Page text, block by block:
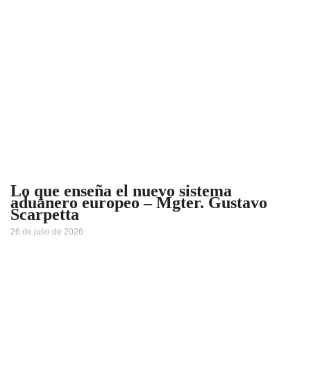
Lo que enseña el nuevo sistema
aduanero europeo – Mgter. Gustavo
Scarpetta
26 de julio de 2026